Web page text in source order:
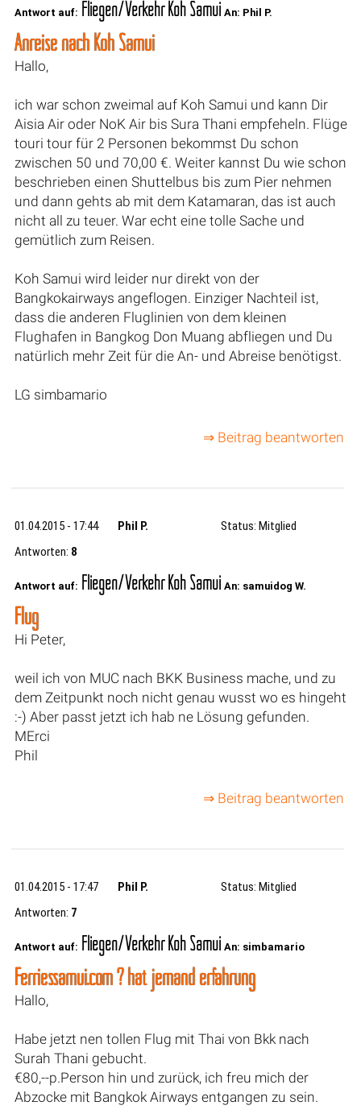
Antwort auf: Fliegen/Verkehr Koh Samui An: Phil P.
Anreise nach Koh Samui
Hallo,
ich war schon zweimal auf Koh Samui und kann Dir
Aisia Air oder NoK Air bis Sura Thani empfeheln. Flüge
touri tour für 2 Personen bekommst Du schon
zwischen 50 und 70,00 €. Weiter kannst Du wie schon
beschrieben einen Shuttelbus bis zum Pier nehmen
und dann gehts ab mit dem Katamaran, das ist auch
nicht all zu teuer. War echt eine tolle Sache und
gemütlich zum Reisen.
Koh Samui wird leider nur direkt von der
Bangkokairways angeflogen. Einziger Nachteil ist,
dass die anderen Fluglinien von dem kleinen
Flughafen in Bangkog Don Muang abfliegen und Du
natürlich mehr Zeit für die An- und Abreise benötigst.
LG simbamario
⇒ Beitrag beantworten
01.04.2015 - 17:44 Phil P.
Status: Mitglied
Antworten: 8
Antwort auf: Fliegen/Verkehr Koh Samui An: samuidog W.
Flug
Hi Peter,
weil ich von MUC nach BKK Business mache, und zu
dem Zeitpunkt noch nicht genau wusst wo es hingeht
:-) Aber passt jetzt ich hab ne Lösung gefunden.
MErci
Phil
⇒ Beitrag beantworten
01.04.2015 - 17:47 Phil P.
Status: Mitglied
Antworten: 7
Antwort auf: Fliegen/Verkehr Koh Samui An: simbamario
Ferriessamui.com ? hat jemand erfahrung
Hallo,
Habe jetzt nen tollen Flug mit Thai von Bkk nach
Surah Thani gebucht.
€80,--p.Person hin und zurück, ich freu mich der
Abzocke mit Bangkok Airways entgangen zu sein.